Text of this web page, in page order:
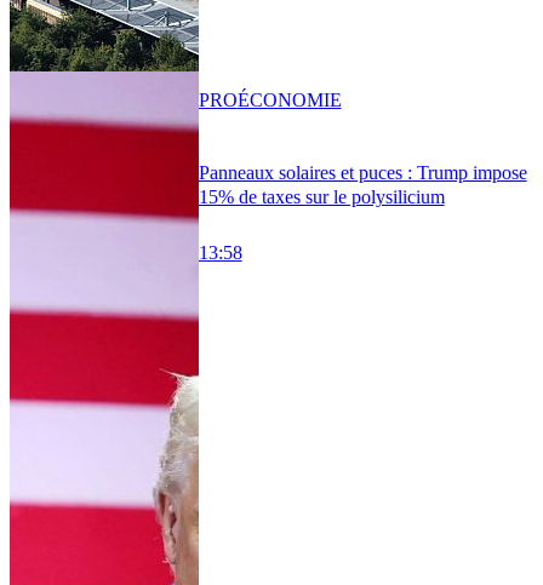
Panneaux solaires et puces : Trump impose
15% de taxes sur le polysilicium
13:58
PROÉCONOMIE